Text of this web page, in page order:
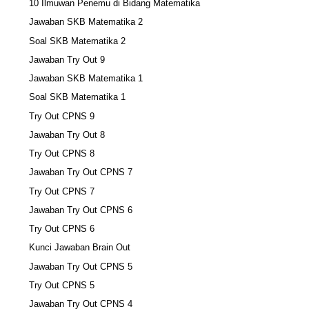
10 Ilmuwan Penemu di Bidang Matematika
Jawaban SKB Matematika 2
Soal SKB Matematika 2
Jawaban Try Out 9
Jawaban SKB Matematika 1
Soal SKB Matematika 1
Try Out CPNS 9
Jawaban Try Out 8
Try Out CPNS 8
Jawaban Try Out CPNS 7
Try Out CPNS 7
Jawaban Try Out CPNS 6
Try Out CPNS 6
Kunci Jawaban Brain Out
Jawaban Try Out CPNS 5
Try Out CPNS 5
Jawaban Try Out CPNS 4